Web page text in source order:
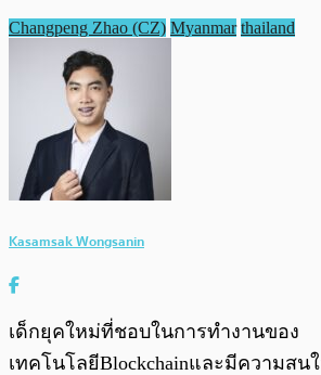
Changpeng Zhao (CZ) Myanmar thailand
Kasamsak Wongsanin
เด็กยุคใหม่ที่ชอบในการทำงานของ
เทคโนโลยีBlockchainและมีความสน